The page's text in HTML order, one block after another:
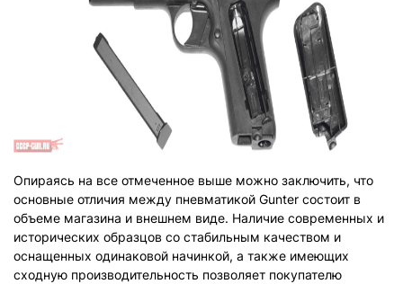
Опираясь на все отмеченное выше можно заключить, что
основные отличия между пневматикой Gunter состоит в
объеме магазина и внешнем виде. Наличие современных и
исторических образцов со стабильным качеством и
оснащенных одинаковой начинкой, а также имеющих
сходную производительность позволяет покупателю